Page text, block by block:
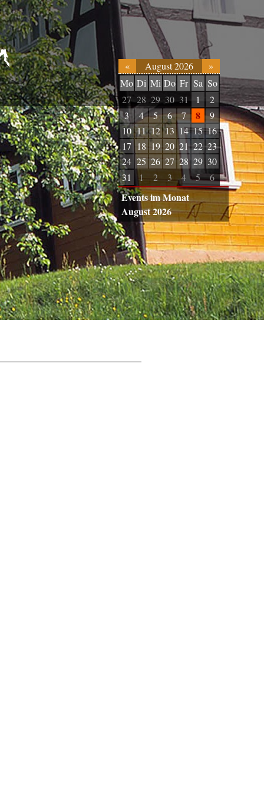
« August 2026
»
Mo Di Mi Do Fr Sa So
27 28 29 30 31 1
2
3
4 5 6 7 8
9
10 11 12 13 14 15 16
17 18 19 20 21 22 23
24 25 26 27 28 29 30
31
1 2 3 4 5 6
Events im Monat
August 2026